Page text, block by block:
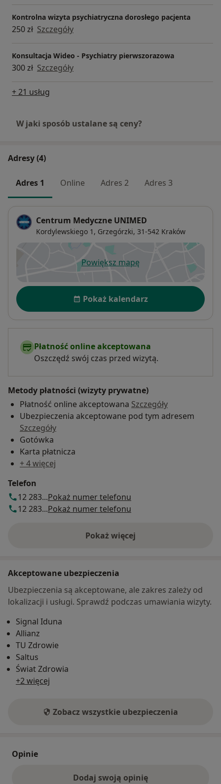
Kontrolna wizyta psychiatryczna dorosłego pacjenta
250 zł Szczegóły
Konsultacja Wideo - Psychiatry pierwszorazowa
300 zł Szczegóły
+ 21 usług
W jaki sposób ustalane są ceny?
Adresy (4)
Adres 1 Online Adres 2 Adres 3
Centrum Medyczne UNIMED
Kordylewskiego 1, Grzegórzki, 31-542 Kraków
Powiększ mapęotwiera się w nowej karcie
Dostępność
Pokaż kalendarz
Płatność online akceptowana
Oszczędź swój czas przed wizytą.
Metody płatności (wizyty prywatne)
Płatność online akceptowana Szczegóły
Ubezpieczenia akceptowane pod tym adresem
Szczegóły
Gotówka
Karta płatnicza
+ 4 więcej
Telefon
12 283...Pokaż numer telefonu
12 283...Pokaż numer telefonu
Pokaż więcej
o adresie
Akceptowane ubezpieczenia
Ubezpieczenia są akceptowane, ale zakres zależy od
lokalizacji i usługi. Sprawdź podczas umawiania wizyty.
Signal Iduna
Allianz
TU Zdrowie
Saltus
Świat Zdrowia
+2 więcej
Zobacz wszystkie ubezpieczenia
Opinie
Dodaj swoją opinię